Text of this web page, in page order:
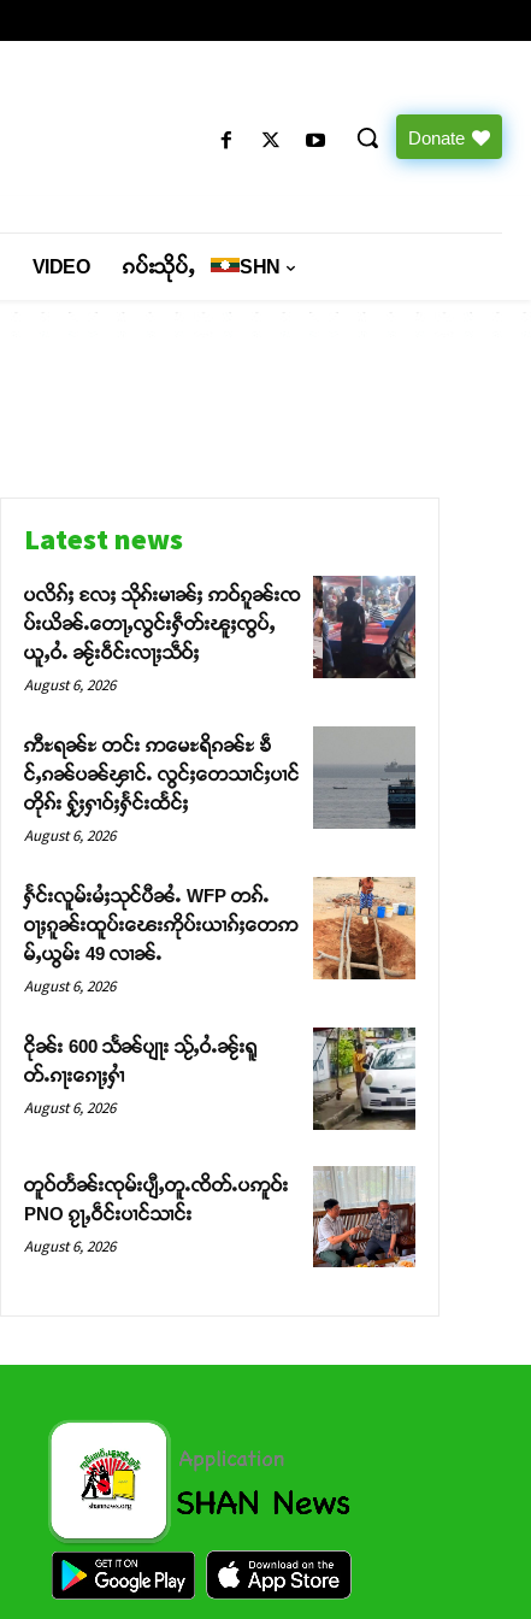
Donate
VIDEO ၵပ်းသိုပ်ႇ SHN
Latest news
ပလိၵ်ႈ လႄႈ သိုၵ်းမၢၼ်ႈ ဢဝ်ၵူၼ်းၸ
ပ်းယိၼ်ႉတေႃႇလွင်းႁဵတ်းၽူႈၸွပ်ႇ
ယူႇဝႆႉ ၼႂ်းဝဵင်းလႃႈသဵဝ်ႈ
August 6, 2026
ဢီႊရၼ်ႊ တင်း ဢမေႊရိၵၼ်ႊ ၶဵ
င်ႇၵၼ်ပၼ်ၾၢင်ႉ လွင်ႈတေသၢင်ႈပၢင်
တိုၵ်း ႁႂ်ႈႁၢဝ်ႈႁႅင်းထႅင်ႈ
August 6, 2026
ႁႅင်းလူမ်းမႆႈသုင်ပီၼႆႉ WFP တၵ်ႉ
ဝႃႈၵူၼ်းထူပ်းၽေးဢိုပ်းယၢၵ်ႈတေဢ
မ်ႇယွမ်း 49 လၢၼ်ႉ
August 6, 2026
ငိုၼ်း 600 သႅၼ်ပျႃး သႂ်ႇဝႆႉၼႂ်းရူ
တ်ႉၵႃးၵေႃႈႁၢႆ
August 6, 2026
တူဝ်တႅၼ်းၸုမ်းပျီႇတူႉၸိတ်ႉပဢူဝ်း
PNO ၵႂႃႇဝဵင်းပၢင်သၢင်း
August 6, 2026